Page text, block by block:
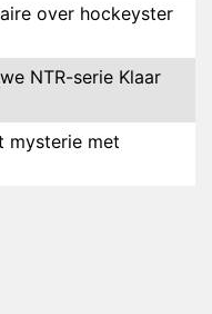
over hockeyster
NTR-serie Klaar
mysterie met